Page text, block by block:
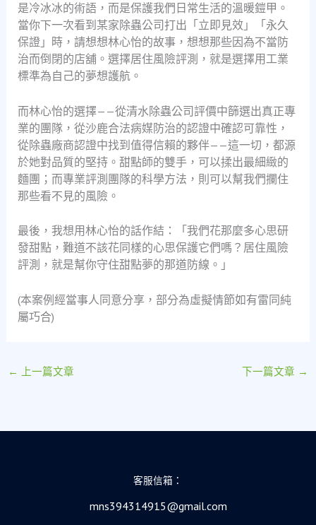
是冷冰冰的術語，而是保護我們日常生活的溫暖鎧甲。
當你下一次看到某家除蟲公司打出「立即見效」「永久
保證」時，請想想林心怡的故事，想想那些因為不當防
治而倒閉的店舖。選擇居住風險評測，就是選擇用工業
標準為自己的夢想護航。
而林心怡的選擇——從清水除蟲公司評價中篩選出真正專
業的團隊，從沙鹿合法病媒防治的認證中確認可靠性，
從除蟲廠商認證中找到值得信賴的夥伴——這一切，都源
於她對品質的堅持。甜點師的雙手，可以揉出最細緻的
麵團；而專業評測團隊的科學方法，則可以幫我們攔住
那些看不見的風險。
最後，我想用林心怡的話作結：「我們花那麼多心思研
發甜點，難道不該花同樣的心思保護它們嗎？居住風險
評測，就是幫你守住甜點夢的那道防線。」
(本案例經當事人同意分享，部分為虛擬情節如有雷同純
屬巧合)
← 上一篇文章 下一篇文章 →
客服信箱：
mns394314915@gmail.com